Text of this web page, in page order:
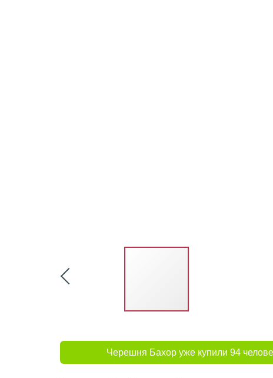
Черешня Бахор уже купили 94